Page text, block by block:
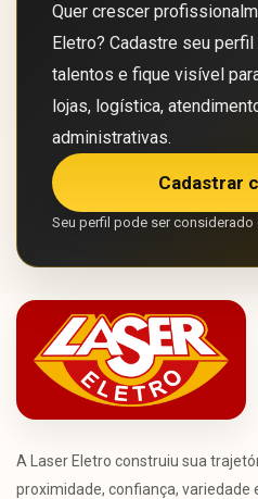
Quer crescer
Eletro? Cadastre seu
talentos e fique visível
lojas, logística,
administrativas.
Cadastrar
Seu perfil pode ser considerado
A Laser Eletro construiu sua
proximidade, confiança, variedade